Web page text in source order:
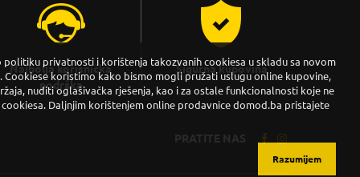
Najbolja korisnička
podrška
Sigurna kupovina
PRATITE NAS
politiku privatnosti i korištenja takozvanih cookiesa u skladu sa novom
koristimo kako bismo mogli pružati uslugu online kupovine,
nuditi oglašivačka rješenja, kao i za ostale funkcionalnosti koje ne
Daljnjim korištenjem online prodavnice domod.ba pristajete
Razumijem